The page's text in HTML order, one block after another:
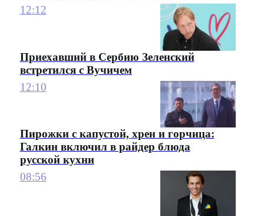
12:12
Приехавший в Сербию Зеленский
встретился с Вучичем
12:10
Пирожки с капустой, хрен и горчица:
Галкин включил в райдер блюда
русской кухни
08:56